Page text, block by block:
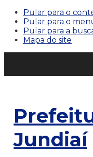
Pular para o
Pular para o
Pular para a
Mapa do site
Jundiaí